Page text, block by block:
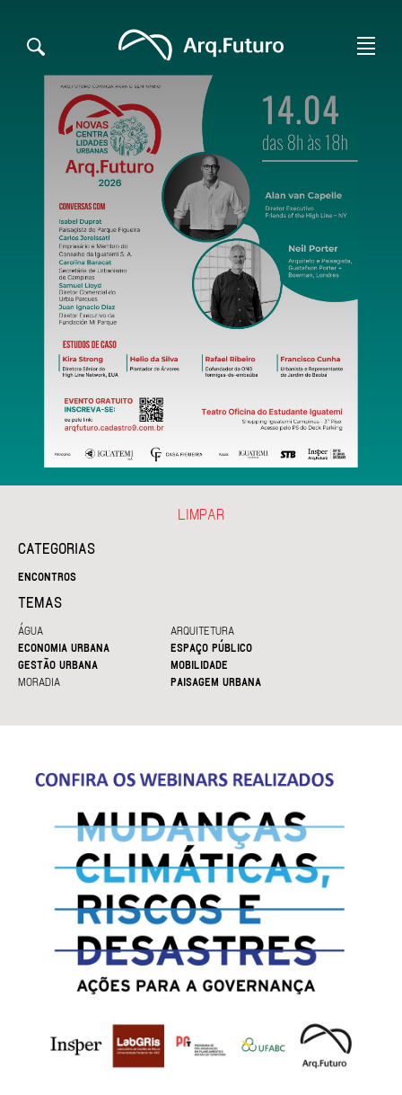
CATEGORIAS
ENCONTROS
TEMAS
ÁGUA
ARQUITETURA
ECONOMIA URBANA
ESPAÇO PÚBLICO
GESTÃO URBANA
MOBILIDADE
MORADIA
PAISAGEM URBANA
LIMPAR